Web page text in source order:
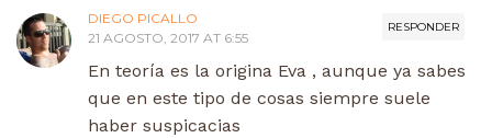
RESPONDER
DIEGO PICALLO
21 AGOSTO, 2017 AT 6:55
En teoría es la origina Eva , aunque ya sabes
que en este tipo de cosas siempre suele
haber suspicacias